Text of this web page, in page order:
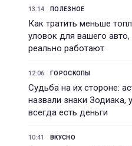
13:14 ПОЛЕЗНОЕ
Как тратить меньше
уловок для вашего
реально работают
12:06 ГОРОСКОПЫ
Судьба на их стороне:
назвали знаки Зодиака,
всегда есть деньги
10:41 ВКУСНО